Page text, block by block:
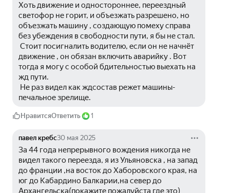
Хоть движение и одностороннее, переездный
светофор не горит, и объезжать разрешено, но
объезжать машину , создающую помеху справа
без убеждения в свободности пути, я бы не стал.
движение , он обязан включить аварийку . Вот
тогда я могу с особой бдительностью выехать на
жд пути.
печальное зрелище.
НравитсяОтветить 1
павел кребс30 мая 2025
За 44 года непрерывного вождения никогда не
видел такого переезда, я из Ульяновска , на запад
до франции ,на восток до Хаборовского края, на
юг до Кабардино Балкарии,на север до
Архангельска(покажите пожалуйста где это)